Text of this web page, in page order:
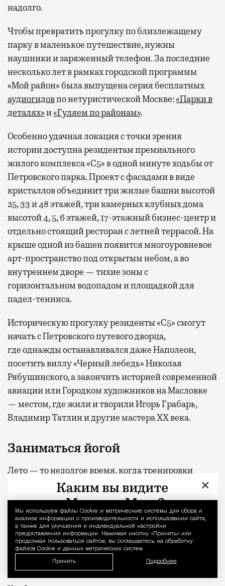
Уведомление
Мы используем файлы Сookie и метрические системы для сбора и
анализа информации о производительности и использовании сайта,
а также для улучшения и индивидуальной настройки
предоставления информации. Нажимая кнопку «Принять» или
продолжая пользоваться сайтом, вы соглашаетесь на обработку
файлов Cookie и данных метрических систем.
Принять Подробнее
надолго.
Чтобы превратить прогулку по близлежащему
парку в маленькое путешествие, нужны
наушники и заряженный телефон. За последние
несколько лет в рамках городской программы
«Мой район» была выпущена серия бесплатных
аудиогидовпо нетуристической Москве:«Парки в
деталях»и«Гуляем по районам».
Особенно удачная локация с точки зрения
истории доступна резидентам премиального
жилого комплекса «С5»в одной минуте ходьбы от
Петровского парка. Проект с фасадами в виде
кристаллов объединит три жилые башни высотой
25, 33 и 48 этажей, три камерных клубных дома
высотой 4, 5, 6 этажей, 17-этажный бизнес-центр и
отдельно стоящий ресторан с летней террасой. На
крыше одной из башен появится многоуровневое
арт-пространство под открытым небом, а во
внутреннем дворе — тихие зоны с
горизонтальном водопадом и площадкой для
падел-тенниса.
Историческую прогулку резиденты «С5» смогут
начать с Петровского путевого дворца,
гдеоднажды останавливался даже Наполеон,
посетить виллу «Черный лебедь» Николая
Рябушинского, а закончить историей современной
авиации или Городком художников на Масловке
— местом, где жили и творили Игорь Грабарь,
Владимир Татлин и другие мастера XX века.
Заниматься йогой
Лето — то недолгое время, когда тренировки
можно перенести на улицу. На свежем воздухе
организм получает больше кислорода, а шум
листвы и пение птиц успокаивают нервную
систему и настраивают на позитивный лад.
Неровная поверхность активнее включает
мышцы-стабилизаторы и системы, отвечающие за
равновесие, чем ровный пол студии.
×